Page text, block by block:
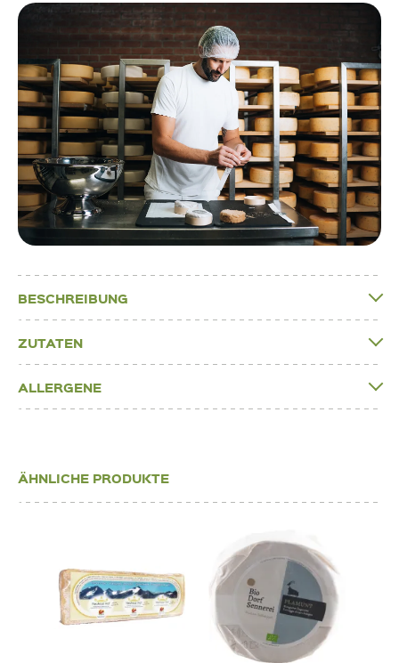
BESCHREIBUNG
ZUTATEN
ALLERGENE
ÄHNLICHE PRODUKTE